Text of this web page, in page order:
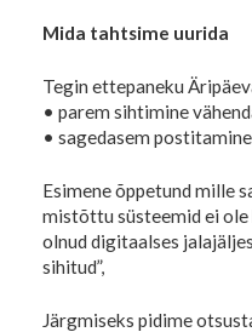
Mida tahtsime uurida
Tegin ettepaneku
• parem sihtimine
• sagedasem
Esimene õppetund mille
mistõttu süsteemid ei ole
olnud digitaalses
sihitud”,
Järgmiseks pidime